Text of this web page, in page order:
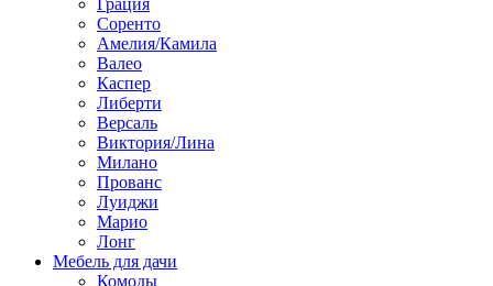
Грация
Соренто
Амелия/Камила
Валео
Каспер
Либерти
Версаль
Виктория/Лина
Милано
Прованс
Луиджи
Марио
Лонг
Мебель для дачи
Комоды